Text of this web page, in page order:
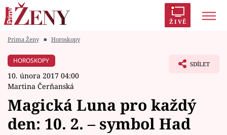
ŽIVĚ
Módní alarm
Témata
Prima Ženy ■ Horoskopy
HOROSKOPY
10. února 2017 04:00
Martina Čerňanská
SDÍLET
Magická Luna pro každý
den: 10. 2. – symbol Had